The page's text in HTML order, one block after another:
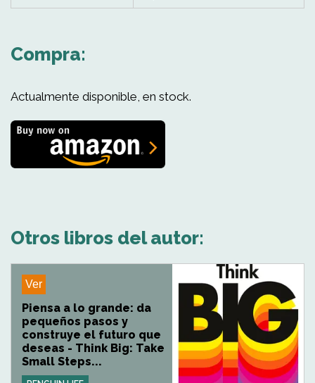
Compra:
Actualmente disponible, en stock.
Otros libros del autor:
Ver
Piensa a lo grande: da
pequeños pasos y
construye el futuro que
deseas - Think Big: Take
Small Steps...